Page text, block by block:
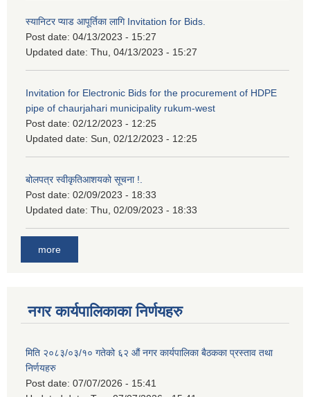
स्यानिटर प्याड आपूर्तिका लागि Invitation for Bids.
Post date: 04/13/2023 - 15:27
Updated date: Thu, 04/13/2023 - 15:27
Invitation for Electronic Bids for the procurement of HDPE
pipe of chaurjahari municipality rukum-west
Post date: 02/12/2023 - 12:25
Updated date: Sun, 02/12/2023 - 12:25
बोलपत्र स्वीकृतिआशयको सूचना !.
Post date: 02/09/2023 - 18:33
Updated date: Thu, 02/09/2023 - 18:33
more
नगर कार्यपालिकाका निर्णयहरु
मिति २०८३/०३/१० गतेको ६२ औं नगर कार्यपालिका बैठकका प्रस्ताव तथा
निर्णयहरु
Post date: 07/07/2026 - 15:41